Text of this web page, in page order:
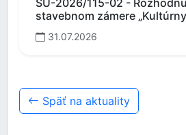
SÚ-2026/115-02 -
stavebnom zámere
31.07.2026
Späť na aktuality